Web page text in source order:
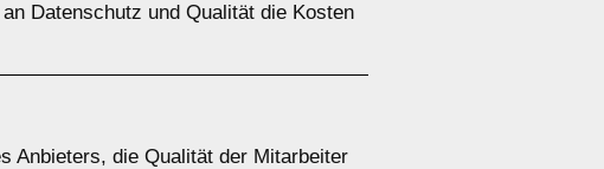
Datenschutz und Qualität die Kosten
Anbieters, die Qualität der Mitarbeiter